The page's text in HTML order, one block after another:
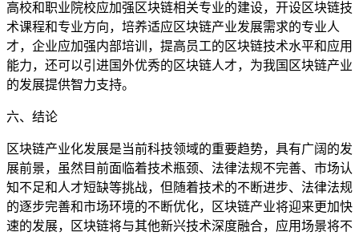
高校和职业院校应加强区块链相关专业的建设，开设区块链技
术课程和专业方向，培养适应区块链产业发展需求的专业人
才，企业应加强内部培训，提高员工的区块链技术水平和应用
能力，还可以引进国外优秀的区块链人才，为我国区块链产业
的发展提供智力支持。
六、结论
区块链产业化发展是当前科技领域的重要趋势，具有广阔的发
展前景，虽然目前面临着技术瓶颈、法律法规不完善、市场认
知不足和人才短缺等挑战，但随着技术的不断进步、法律法规
的逐步完善和市场环境的不断优化，区块链产业将迎来更加快
速的发展，区块链将与其他新兴技术深度融合，应用场景将不